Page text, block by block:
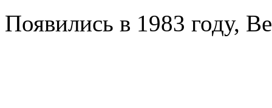
Появились в 1983 году,